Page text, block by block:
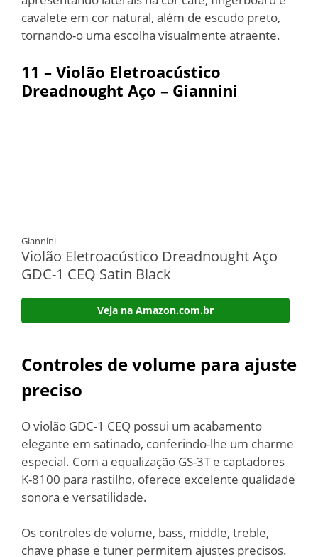
cavalete em cor natural, além de escudo preto,
tornando-o uma escolha visualmente atraente.
11 – Violão Eletroacústico
Dreadnought Aço – Giannini
Giannini
Violão Eletroacústico Dreadnought Aço
GDC-1 CEQ Satin Black
Veja na Amazon.com.br
Controles de volume para ajuste
preciso
O violão GDC-1 CEQ possui um acabamento
elegante em satinado, conferindo-lhe um charme
especial. Com a equalização GS-3T e captadores
K-8100 para rastilho, oferece excelente qualidade
sonora e versatilidade.
Os controles de volume, bass, middle, treble,
chave phase e tuner permitem ajustes precisos.